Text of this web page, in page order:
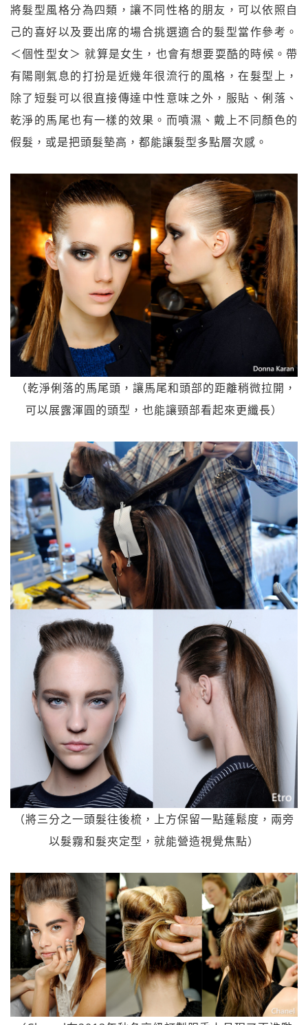
將髮型風格分為四類，讓不同性格的朋友，可以依照自
己的喜好以及要出席的場合挑選適合的髮型當作參考。
＜個性型女＞ 就算是女生，也會有想要耍酷的時候。帶
有陽剛氣息的打扮是近幾年很流行的風格，在髮型上，
除了短髮可以很直接傳達中性意味之外，服貼、俐落、
乾淨的馬尾也有一樣的效果。而噴濕、戴上不同顏色的
假髮，或是把頭髮墊高，都能讓髮型多點層次感。
（乾淨俐落的馬尾頭，讓馬尾和頭部的距離稍微拉開，
可以展露渾圓的頭型，也能讓頸部看起來更纖長）
（將三分之一頭髮往後梳，上方保留一點蓬鬆度，兩旁
以髮霧和髮夾定型，就能營造視覺焦點）